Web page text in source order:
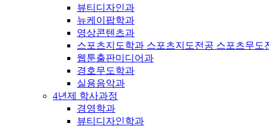
뷰티디자인과
뉴케이팝학과
영상콘텐츠과
스포츠지도학과 스포츠지도전공 스포츠무도
웹툰출판미디어과
경호무도학과
실용음악과
4년제 학사과정
경영학과
뷰티디자인학과